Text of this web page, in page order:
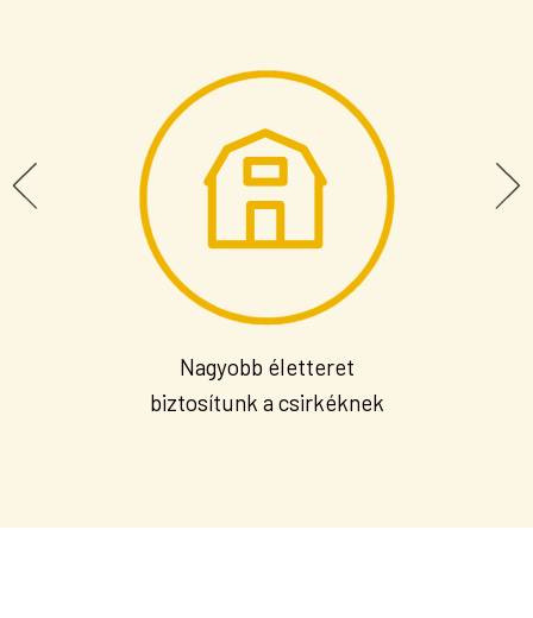
Nagyobb életteret
biztosítunk a csirkéknek